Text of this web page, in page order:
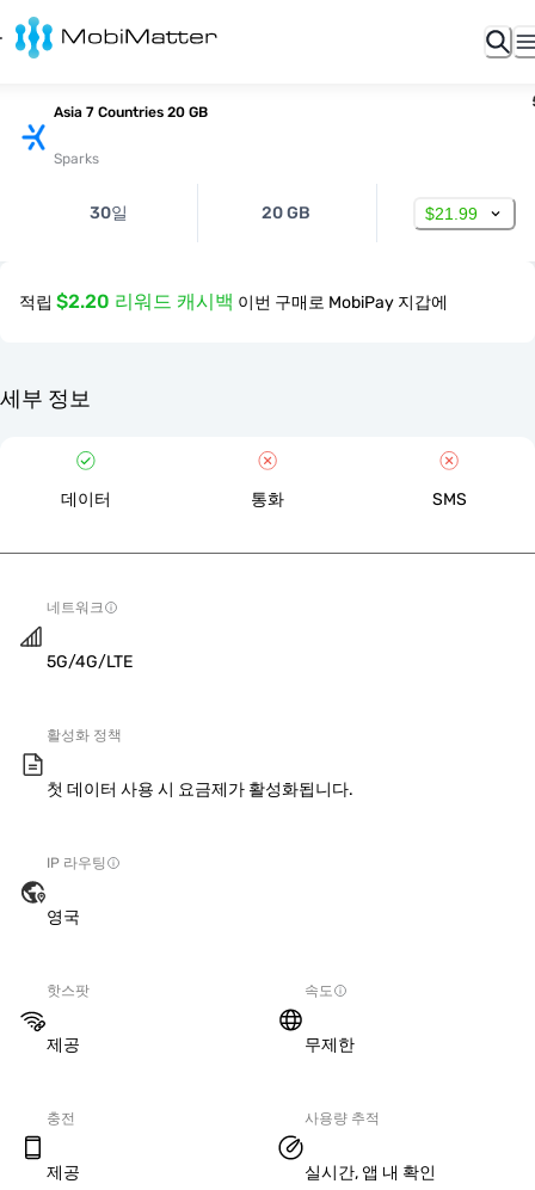
Asia 7 Countries 20 GB
Sparks
30일 20 GB $21.99
적립 $2.20 리워드 캐시백 이번 구매로 MobiPay 지갑에
세부 정보
데이터 통화 SMS
네트워크
5G/4G/LTE
활성화 정책
첫 데이터 사용 시 요금제가 활성화됩니다.
IP 라우팅
영국
핫스팟
제공
속도
무제한
충전
제공
사용량 추적
실시간, 앱 내 확인